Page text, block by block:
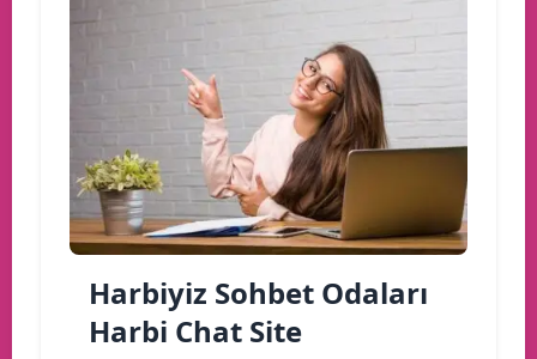
Harbiyiz Sohbet Odaları
Harbi Chat Site